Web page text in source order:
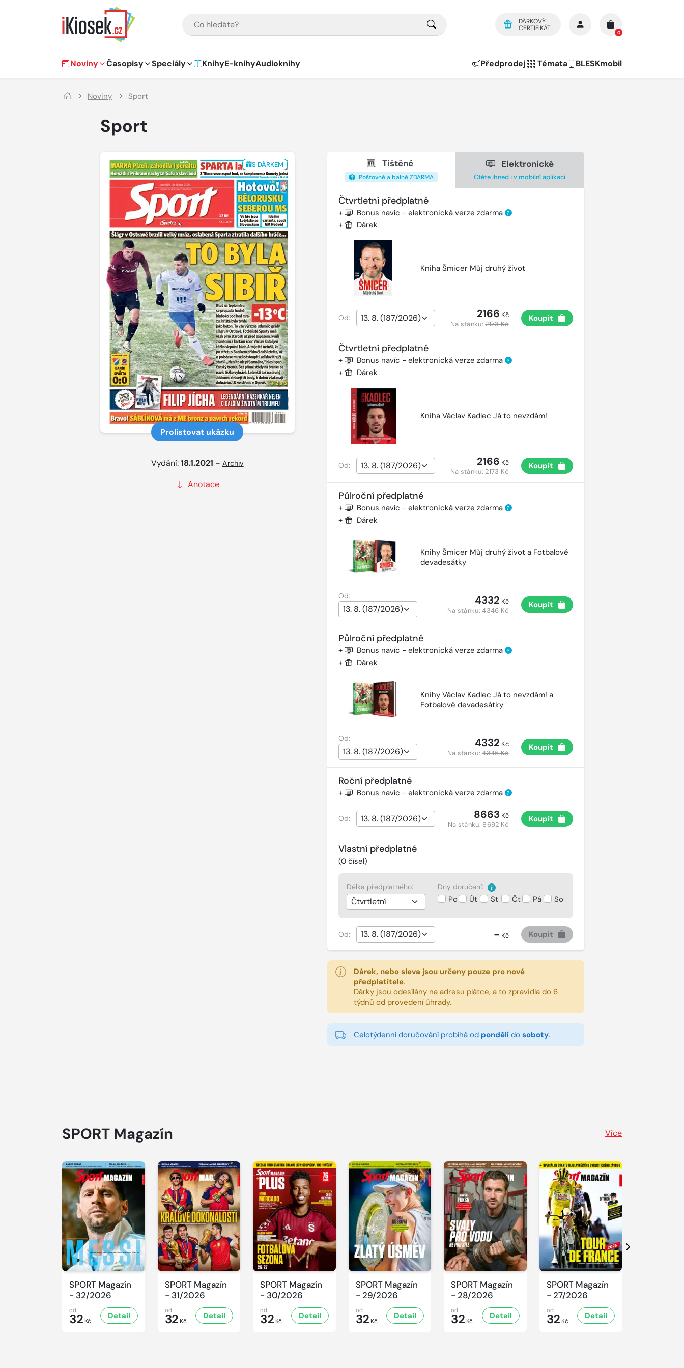
DÁRKOVÝ
CERTIFIKÁT
0
Hlavní navigace
Noviny Časopisy Speciály KnihyE-knihyAudioknihy Předprodej Témata BLESKmobil
Noviny Sport
Sport
S DÁRKEM
Prolistovat ukázku
Vydání:18.1.2021 – Archiv
Anotace
Tištěné
Poštovné a balné ZDARMA
Elektronické
Čtěte ihned i v mobilní aplikaci
Čtvrtletní předplatné
+ Bonus navíc - elektronická verze zdarma ?
+ Dárek
Kniha Šmicer Můj druhý život
Od: 2166 Kč
Na stánku:2173 Kč
Koupit
Čtvrtletní předplatné
+ Bonus navíc - elektronická verze zdarma ?
+ Dárek
Kniha Václav Kadlec Já to nevzdám!
Od: 2166 Kč
Na stánku:2173 Kč
Koupit
Půlroční předplatné
+ Bonus navíc - elektronická verze zdarma ?
+ Dárek
Knihy Šmicer Můj druhý život a Fotbalové
devadesátky
Od: 4332 Kč
Na stánku:4346 Kč
Koupit
Půlroční předplatné
+ Bonus navíc - elektronická verze zdarma ?
+ Dárek
Knihy Václav Kadlec Já to nevzdám! a
Fotbalové devadesátky
Od: 4332 Kč
Na stánku:4346 Kč
Koupit
Roční předplatné
+ Bonus navíc - elektronická verze zdarma ?
Od: 8663 Kč
Na stánku:8692 Kč
Koupit
Vlastní předplatné
(0čísel)
Délka předplatného: Dny doručení:
Po Út St Čt Pá So
Od: - Kč Koupit
Dárek, nebo sleva jsou určeny pouze pro nové
předplatitele.
Dárky jsou odesílány na adresu plátce, a to zpravidla do 6
týdnů od provedení úhrady.
Celotýdenní doručování probíhá od pondělído soboty.
SPORT Magazín Více
SPORT Magazín
- 32/2026
od
32 Kč
Detail
SPORT Magazín
- 31/2026
od
32 Kč
Detail
SPORT Magazín
- 30/2026
od
32 Kč
Detail
SPORT Magazín
- 29/2026
od
32 Kč
Detail
SPORT Magazín
- 28/2026
od
32 Kč
Detail
SPORT Magazín
- 27/2026
od
32 Kč
Detail
Další